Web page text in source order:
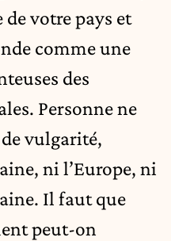
de votre pays et
comme une
des
Personne ne
vulgarité,
ni l’Europe, ni
Il faut que
peut-on